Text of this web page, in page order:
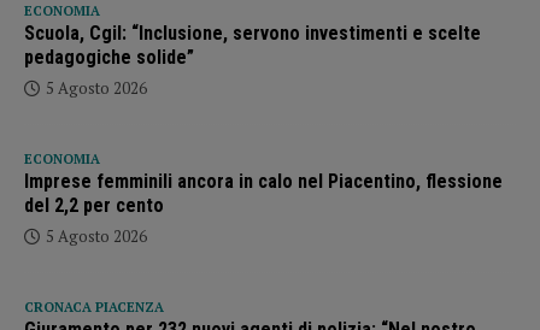
ECONOMIA
Scuola, Cgil: “Inclusione, servono investimenti e scelte
pedagogiche solide”
5 Agosto 2026
ECONOMIA
Imprese femminili ancora in calo nel Piacentino, flessione
del 2,2 per cento
5 Agosto 2026
CRONACA PIACENZA